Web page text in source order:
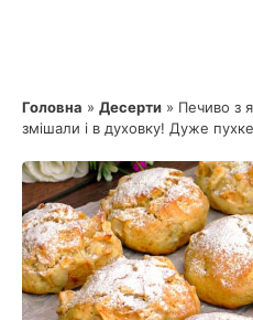
Головна » Десерти » Печиво з
змішали і в духовку! Дуже пухке